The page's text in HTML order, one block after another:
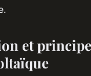
et